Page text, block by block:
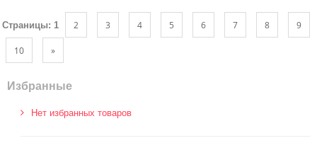
Страницы: 1 2 3 4 5 6 7 8 9
10 »
Избранные
Нет избранных товаров